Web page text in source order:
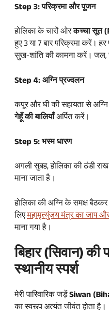
Step 3: परिक्रमा और पूजन
होलिका के चारों ओरकच्चा सूत
हुए 3 या 7 बार परिक्रमा करें।
सुख-शांति की कामना करें। जल,
Step 4: अग्नि प्रज्वलन
कपूर और घी की सहायता से
गेहूँ की बालियाँअर्पित करें।
Step 5: भस्म धारण
अगली सुबह, होलिका की ठंडी
माना जाता है।
होलिका की अग्नि के समक्ष
लिएमहामृत्युंजय मंत्र का जाप और
माना गया है।
बिहार (सिवान) की
स्थानीय स्पर्श
मेरी पारिवारिक जड़ेंSiwan
का स्वरूप अत्यंत जीवंत होता है।